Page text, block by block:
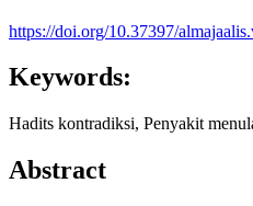
https://doi.org/10.37397/
Keywords:
Hadits kontradiksi, Penyakit
Abstract